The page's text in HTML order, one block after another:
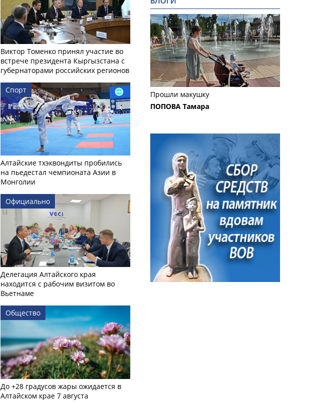
Виктор Томенко принял участие во
встрече президента Кыргызстана с
губернаторами российских регионов
Спорт
Алтайские тхэквондиты пробились
на пьедестал чемпионата Азии в
Монголии
Официально
Делегация Алтайского края
находится с рабочим визитом во
Вьетнаме
Общество
До +28 градусов жары ожидается в
Алтайском крае 7 августа
Прошли макушку
ПОПОВА Тамара